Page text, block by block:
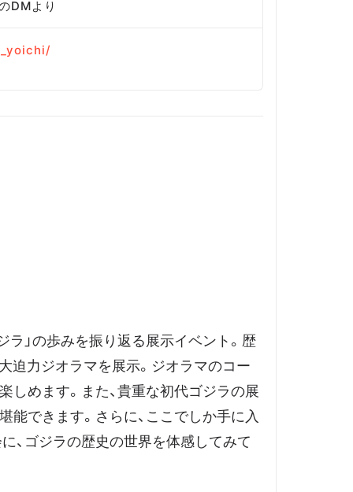
DMより
ラ」の歩みを振り返る展示イベント。歴
迫力ジオラマを展示。ジオラマのコー
しめます。また、貴重な初代ゴジラの展
能できます。さらに、ここでしか手に入
、ゴジラの歴史の世界を体感してみて